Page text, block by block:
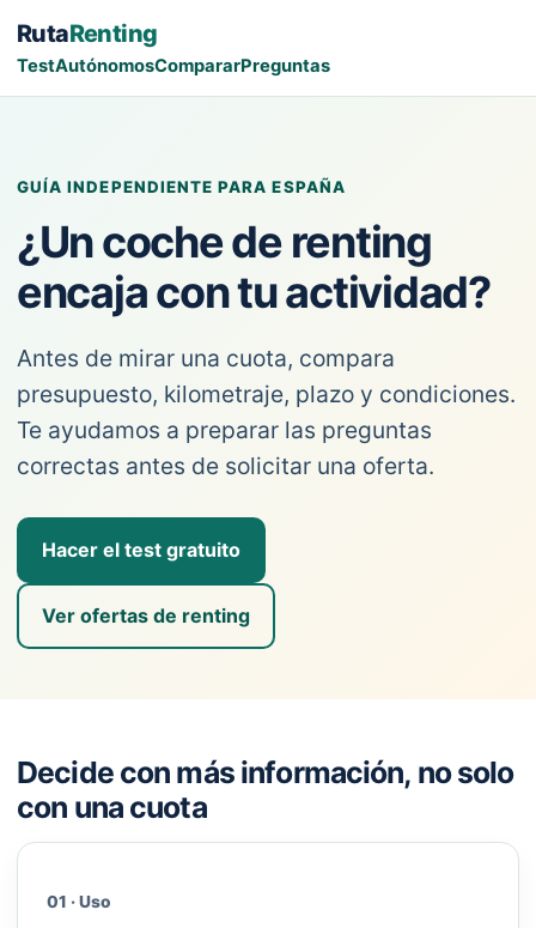
RutaRenting
TestAutónomosCompararPreguntas
GUÍA INDEPENDIENTE PARA ESPAÑA
¿Un coche de renting
encaja con tu actividad?
Antes de mirar una cuota, compara
presupuesto, kilometraje, plazo y condiciones.
Te ayudamos a preparar las preguntas
correctas antes de solicitar una oferta.
Hacer el test gratuito
Ver ofertas de renting
Decide con más información, no solo
con una cuota
01 · Uso